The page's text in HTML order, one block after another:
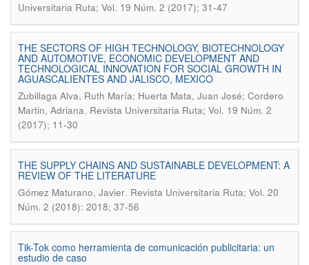
Universitaria Ruta; Vol. 19 Núm. 2 (2017); 31-47
THE SECTORS OF HIGH TECHNOLOGY, BIOTECHNOLOGY
AND AUTOMOTIVE, ECONOMIC DEVELOPMENT AND
TECHNOLOGICAL INNOVATION FOR SOCIAL GROWTH IN
AGUASCALIENTES AND JALISCO, MEXICO
Zubillaga Alva, Ruth María; Huerta Mata, Juan José; Cordero
Martin, Adriana. Revista Universitaria Ruta; Vol. 19 Núm. 2
(2017); 11-30
THE SUPPLY CHAINS AND SUSTAINABLE DEVELOPMENT: A
REVIEW OF THE LITERATURE
Gómez Maturano, Javier. Revista Universitaria Ruta; Vol. 20
Núm. 2 (2018): 2018; 37-56
Tik-Tok como herramienta de comunicación publicitaria: un
estudio de caso